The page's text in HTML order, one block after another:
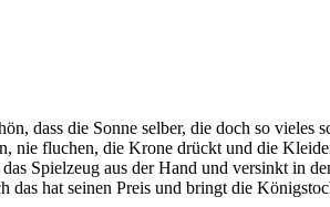
dass die Sonne selber, die doch so vieles
fluchen, die Krone drückt und die
Spielzeug aus der Hand und versinkt in
hat seinen Preis und bringt die